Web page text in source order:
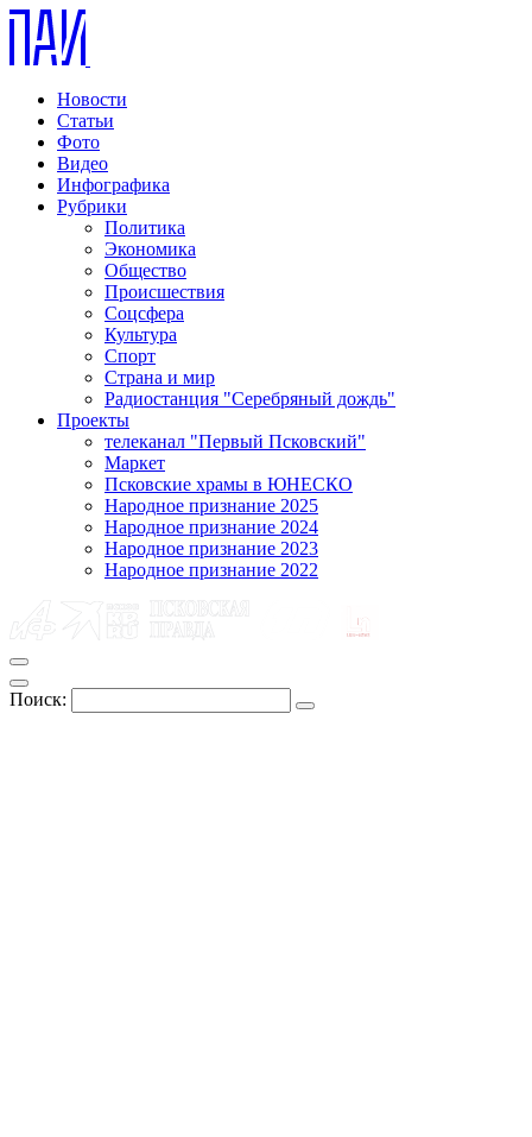
Новости
Статьи
Фото
Видео
Инфографика
Рубрики
Политика
Экономика
Общество
Происшествия
Соцсфера
Культура
Спорт
Страна и мир
Радиостанция "Серебряный дождь"
Проекты
телеканал "Первый Псковский"
Маркет
Псковские храмы в ЮНЕСКО
Народное признание 2025
Народное признание 2024
Народное признание 2023
Народное признание 2022
Поиск: